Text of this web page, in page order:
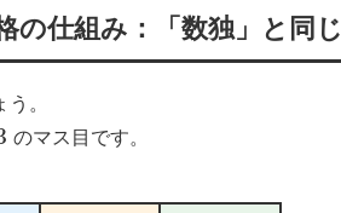
の仕組み：「数独」と同じ
。
のマス目です。